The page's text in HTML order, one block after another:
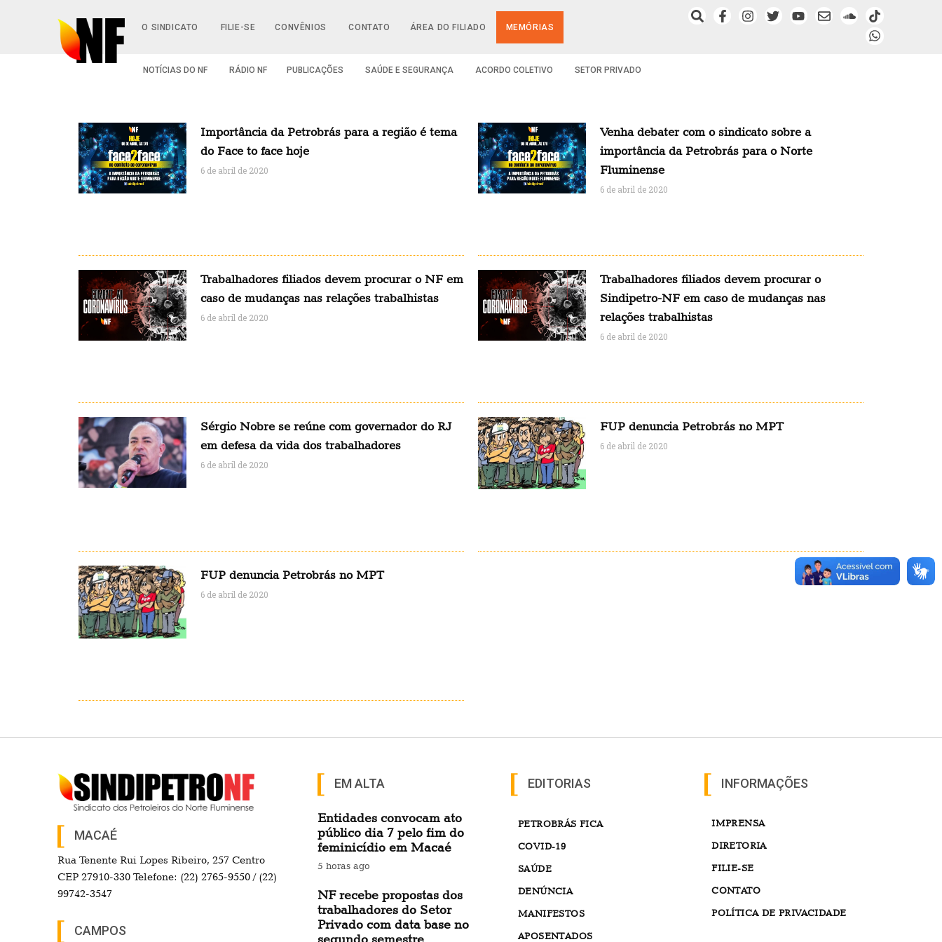
O SINDICATO FILIE-SE CONVÊNIOS CONTATO ÁREA DO FILIADO MEMÓRIAS
NOTÍCIAS DO NF RÁDIO NF PUBLICAÇÕES SAÚDE E SEGURANÇA ACORDO COLETIVO SETOR PRIVADO
Importância da Petrobrás para a região é tema
do Face to face hoje
6 de abril de 2020
Venha debater com o sindicato sobre a
importância da Petrobrás para o Norte
Fluminense
6 de abril de 2020
Trabalhadores filiados devem procurar o NF em
caso de mudanças nas relações trabalhistas
6 de abril de 2020
Trabalhadores filiados devem procurar o
Sindipetro-NF em caso de mudanças nas
relações trabalhistas
6 de abril de 2020
Sérgio Nobre se reúne com governador do RJ
em defesa da vida dos trabalhadores
6 de abril de 2020
FUP denuncia Petrobrás no MPT
6 de abril de 2020
FUP denuncia Petrobrás no MPT
6 de abril de 2020
MACAÉ
Rua Tenente Rui Lopes Ribeiro, 257 Centro
CEP 27910-330 Telefone: (22) 2765-9550 / (22)
99742-3547
CAMPOS
EM ALTA
Entidades convocam ato
público dia 7 pelo fim do
feminicídio em Macaé
5 horas ago
NF recebe propostas dos
trabalhadores do Setor
Privado com data base no
segundo semestre
EDITORIAS
PETROBRÁS FICA
COVID-19
SAÚDE
DENÚNCIA
MANIFESTOS
APOSENTADOS
INFORMAÇÕES
IMPRENSA
DIRETORIA
FILIE-SE
CONTATO
POLÍTICA DE PRIVACIDADE